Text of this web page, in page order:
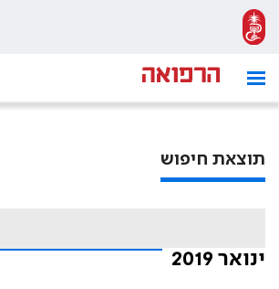
תוצאת חיפוש
ינואר 2019